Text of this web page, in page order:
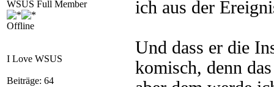
WSUS Full Member
Offline
I Love WSUS
Beiträge: 64
ich aus der
Und dass er die
komisch, denn